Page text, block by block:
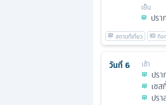
เย็น
ปรา
วันที่ 6 เช้า
ปรา
เช
ปร